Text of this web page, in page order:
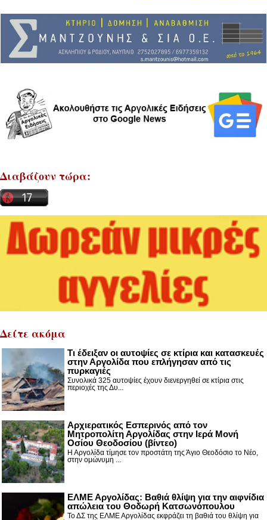
Διαβάζουν τώρα:
Δείτε ακόμα
Τι έδειξαν οι αυτοψίες σε κτίρια και κατασκευές
στην Αργολίδα που επλήγησαν από τις
πυρκαγιές
Συνολικά 325 αυτοψίες έχουν διενεργηθεί σε κτίρια στις
περιοχές της Δυ...
Αρχιερατικός Εσπερινός από τον
Μητροπολίτη Αργολίδας στην Ιερά Μονή
Οσίου Θεοδοσίου (βίντεο)
Η Αργολίδα τίμησε τον προστάτη της Άγιο Θεοδόσιο το Νέο,
στην ομώνυμη ...
ΕΛΜΕ Αργολίδας: Βαθιά θλίψη για την αιφνίδια
απώλεια του Θοδωρή Κατσωνόπουλου
Το ΔΣ της ΕΛΜΕ Αργολίδας εκφράζει τη βαθιά του θλίψη για